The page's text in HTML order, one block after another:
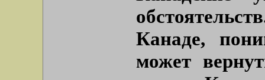
Канаде,
может